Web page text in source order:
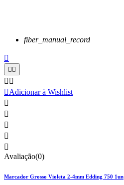
fiber_manual_record

 
 
Adicionar à Wishlist





Avaliação(0)
Marcador Grosso Violeta 2-4mm Edding 750 1un